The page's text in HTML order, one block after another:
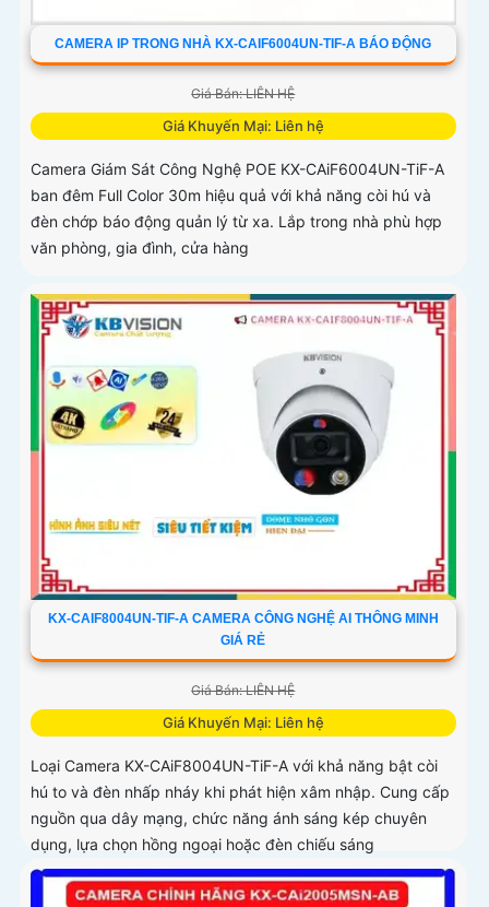
CAMERA IP TRONG NHÀ KX-CAIF6004UN-TIF-A BÁO ĐỘNG
Giá Bán: LIÊN HỆ
Giá Khuyến Mại: Liên hệ
Camera Giám Sát Công Nghệ POE KX-CAiF6004UN-TiF-A
ban đêm Full Color 30m hiệu quả với khả năng còi hú và
đèn chớp báo động quản lý từ xa. Lắp trong nhà phù hợp
văn phòng, gia đình, cửa hàng
KX-CAIF8004UN-TIF-A CAMERA CÔNG NGHỆ AI THÔNG MINH
GIÁ RẺ
Giá Bán: LIÊN HỆ
Giá Khuyến Mại: Liên hệ
Loại Camera KX-CAiF8004UN-TiF-A với khả năng bật còi
hú to và đèn nhấp nháy khi phát hiện xâm nhập. Cung cấp
nguồn qua dây mạng, chức năng ánh sáng kép chuyên
dụng, lựa chọn hồng ngoại hoặc đèn chiếu sáng